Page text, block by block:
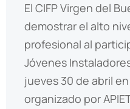
El CIFP Virgen del
demostrar el alto
profesional al
Jóvenes
jueves 30 de abril
organizado por